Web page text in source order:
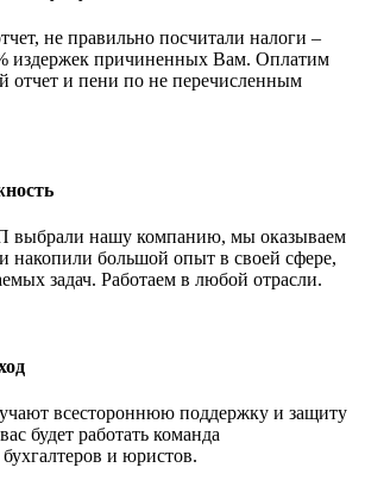
не правильно посчитали налоги –
издержек причиненных Вам. Оплатим
отчет и пени по не перечисленным
выбрали нашу компанию, мы оказываем
накопили большой опыт в своей сфере,
задач. Работаем в любой отрасли.
всестороннюю поддержку и защиту
будет работать команда
и юристов.